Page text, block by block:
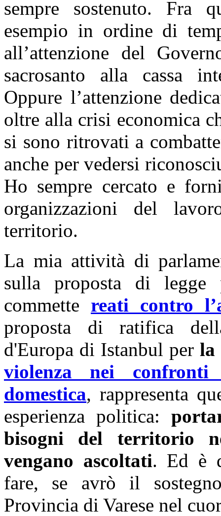
sempre sostenuto. Fra
esempio in ordine di
all’attenzione del
sacrosanto alla cassa
Oppure l’attenzione
oltre alla crisi economica
si sono ritrovati a
anche per vedersi
Ho sempre cercato e
organizzazioni del
territorio.
La mia attività di
sulla proposta di
commette reati contro
proposta di ratifica
d'Europa di Istanbul per la
violenza nei
domestica, rappresenta
esperienza politica:
bisogni del territorio
vengano ascoltati. Ed è
fare, se avrò il sostegno
Provincia di Varese nel